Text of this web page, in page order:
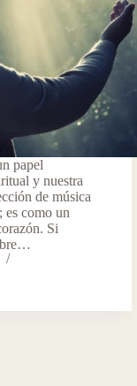
papel
y nuestra
de música
es como un
Si